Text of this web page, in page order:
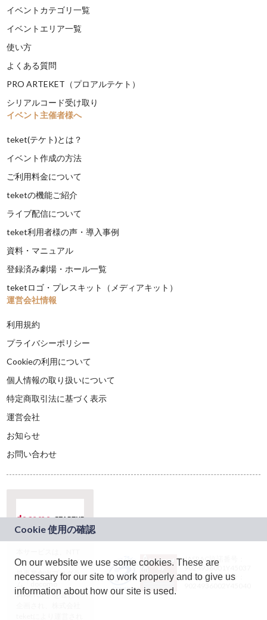
イベントカテゴリ一覧
イベントエリア一覧
使い方
よくある質問
PRO ARTEKET（プロアルテケト）
シリアルコード受け取り
イベント主催者様へ
teket(テケト)とは？
イベント作成の方法
ご利用料金について
teketの機能ご紹介
ライブ配信について
teket利用者様の声・導入事例
資料・マニュアル
登録済み劇場・ホール一覧
teketロゴ・プレスキット（メディアキット）
運営会社情報
利用規約
プライバシーポリシー
Cookieの利用について
個人情報の取り扱いについて
特定商取引法に基づく表示
運営会社
お知らせ
お問い合わせ
ドコモグループの新
規事業創出プログラ
ム「docomo
STARTUP」を通じて
JASRAC許諾番号：
9024936001Y45037
JASRAC許諾番号：
On our website we use some cookies. These are
necessary for our site to work properly and to give us
information about how our site is used.